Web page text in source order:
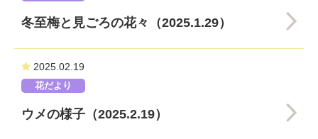
冬至梅と見ごろの花々（2025.1.29）
2025.02.19
花だより
ウメの様子（2025.2.19）